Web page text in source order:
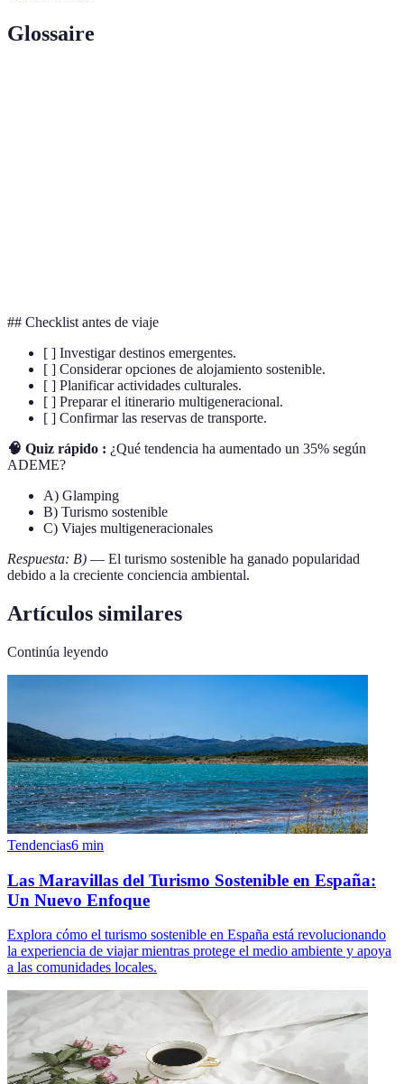
Glossaire
## Checklist antes de viaje
[ ] Investigar destinos emergentes.
[ ] Considerar opciones de alojamiento sostenible.
[ ] Planificar actividades culturales.
[ ] Preparar el itinerario multigeneracional.
[ ] Confirmar las reservas de transporte.
🧠 Quiz rápido : ¿Qué tendencia ha aumentado un 35% según
ADEME?
A) Glamping
B) Turismo sostenible
C) Viajes multigeneracionales
Respuesta: B) — El turismo sostenible ha ganado popularidad
debido a la creciente conciencia ambiental.
Artículos similares
Continúa leyendo
Tendencias6 min
Las Maravillas del Turismo Sostenible en España:
Un Nuevo Enfoque
Explora cómo el turismo sostenible en España está revolucionando
la experiencia de viajar mientras protege el medio ambiente y apoya
a las comunidades locales.